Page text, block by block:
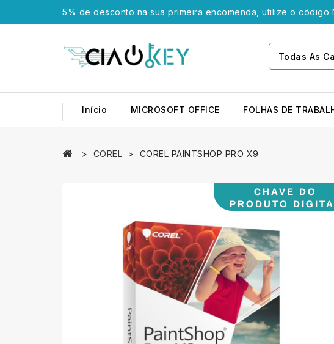
5% de desconto na sua primeira encomenda, utilize o código
Todas As
Início MICROSOFT OFFICE FOLHAS DE
COREL COREL PAINTSHOP PRO X9